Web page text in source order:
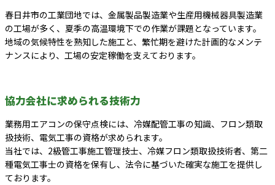
春日井市の工業団地では、金属製品製造業や生産用機械器具製造業
の工場が多く、夏季の高温環境下での作業が課題となっています。
地域の気候特性を熟知した施工と、繁忙期を避けた計画的なメンテ
ナンスにより、工場の安定稼働を支えております。
協力会社に求められる技術力
業務用エアコンの保守点検には、冷媒配管工事の知識、フロン類取
扱技術、電気工事の資格が求められます。
当社では、2級管工事施工管理技士、冷媒フロン類取扱技術者、第二
種電気工事士の資格を保有し、法令に基づいた確実な施工を提供し
ております。